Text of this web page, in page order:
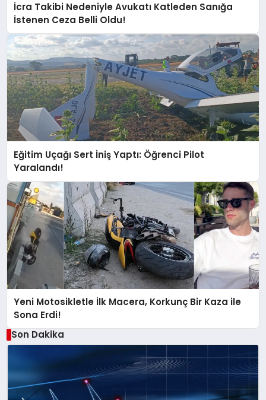
İcra Takibi Nedeniyle Avukatı Katleden Sanığa
İstenen Ceza Belli Oldu!
Eğitim Uçağı Sert İniş Yaptı: Öğrenci Pilot
Yaralandı!
Yeni Motosikletle İlk Macera, Korkunç Bir Kaza ile
Sona Erdi!
Son Dakika